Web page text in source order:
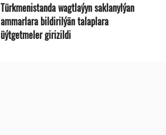
Türkmenistanda wagtlaýyn saklanylýan
ammarlara bildirilýän talaplara
üýtgetmeler girizildi